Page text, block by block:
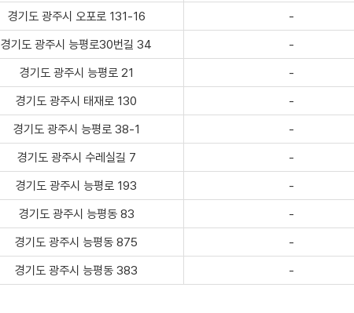
경기도 광주시 오포로 131-16
-
경기도 광주시 능평로30번길 34
-
경기도 광주시 능평로 21
-
경기도 광주시 태재로 130
-
경기도 광주시 능평로 38-1
-
경기도 광주시 수레실길 7
-
경기도 광주시 능평로 193 -
경기도 광주시 능평동 83
-
경기도 광주시 능평동 875
-
경기도 광주시 능평동 383 -